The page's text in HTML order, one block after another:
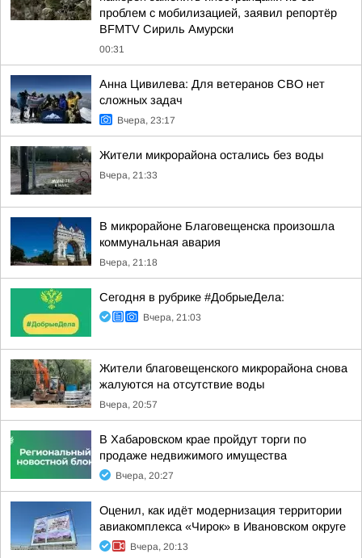
проблем с мобилизацией, заявил репортёр
BFMTV Сириль Амурски
00:31
Анна Цивилева: Для ветеранов СВО нет
сложных задач
Вчера, 23:17
Жители микрорайона остались без воды
Вчера, 21:33
В микрорайоне Благовещенска произошла
коммунальная авария
Вчера, 21:18
Сегодня в рубрике #ДобрыеДела:
Вчера, 21:03
Жители благовещенского микрорайона снова
жалуются на отсутствие воды
Вчера, 20:57
В Хабаровском крае пройдут торги по
продаже недвижимого имущества
Вчера, 20:27
Оценил, как идёт модернизация территории
авиакомплекса «Чирок» в Ивановском округе
Вчера, 20:13